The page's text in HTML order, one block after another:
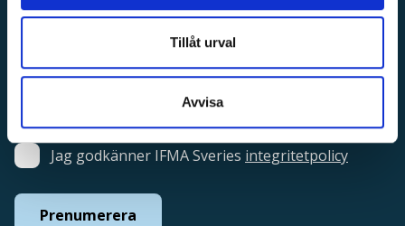
Tillåt urval
Avvisa
Samtycke *
Jag godkänner IFMA Sveries integritetpolicy
Prenumerera